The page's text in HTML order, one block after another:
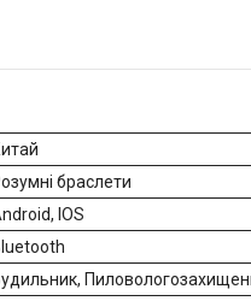
браслети
IOS